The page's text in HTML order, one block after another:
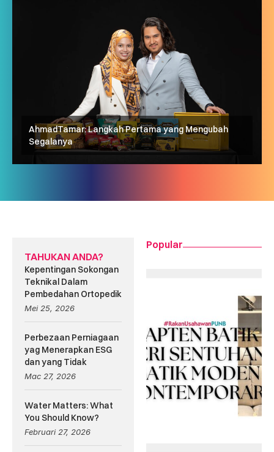
AhmadTamar: Langkah Pertama yang Mengubah
Segalanya
TAHUKAN ANDA?
Kepentingan Sokongan
Teknikal Dalam
Pembedahan Ortopedik
Mei 25, 2026
Perbezaan Perniagaan
yag Menerapkan ESG
dan yang Tidak
Mac 27, 2026
Water Matters: What
You Should Know?
Februari 27, 2026
Popular